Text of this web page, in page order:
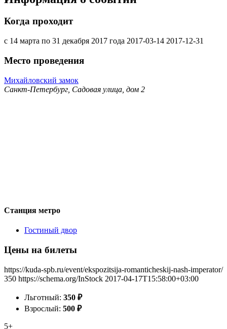
Когда проходит
с 14 марта по 31 декабря 2017 года 2017-03-14 2017-12-31
Место проведения
Михайловский замок
Санкт-Петербург, Садовая улица, дом 2
Станция метро
Гостиный двор
Цены на билеты
https://kuda-spb.ru/event/ekspozitsija-romanticheskij-nash-imperator/
350 https://schema.org/InStock 2017-04-17T15:58:00+03:00
Льготный: 350 ₽
Взрослый: 500 ₽
5+